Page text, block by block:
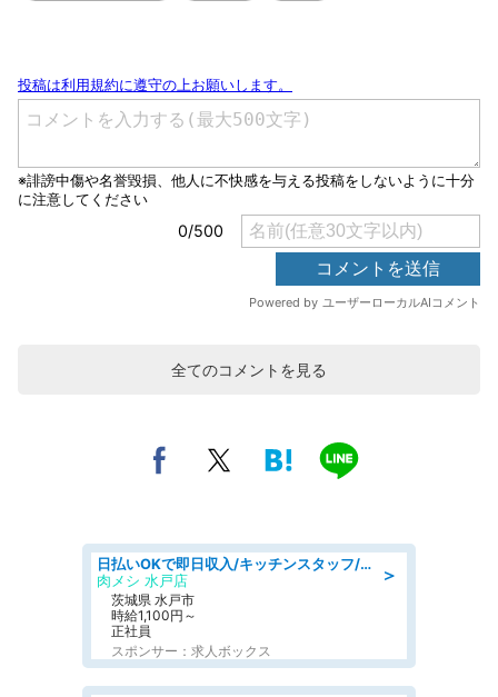
全てのコメントを見る
＞
日払いOKで即日収入/キッチンスタッフ/「原付免許必須」デリバリー業務など、自己成長可能な幅広い仕事に挑戦!髪型自由&ピアス・ネイルOK/茨城県/水戸市
肉メシ 水戸店
茨城県 水戸市
時給1,100円～
正社員
スポンサー：求人ボックス